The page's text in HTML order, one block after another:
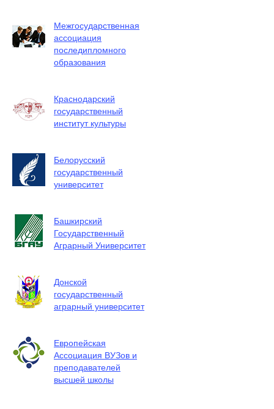
Межгосударственная
ассоциация
последипломного
образования
Краснодарский
государственный
институт культуры
Белорусский
государственный
университет
Башкирский
Государственный
Аграрный Университет
Донской
государственный
аграрный университет
Европейская
Ассоциация ВУЗов и
преподавателей
высшей школы